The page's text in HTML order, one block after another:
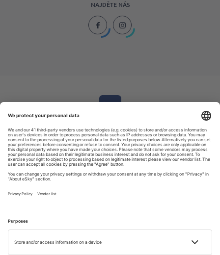
NAJDĚTE NÁS
Stáhněte sinaši aplikaci
a pohodlně si naplánujte svoji cestu.
4.6